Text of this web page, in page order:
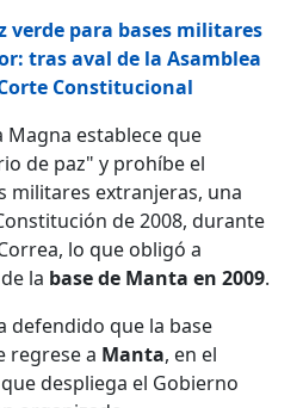
verde para bases militares
tras aval de la Asamblea
Constitucional
Magna establece que
de paz" y prohíbe el
militares extranjeras, una
de 2008, durante
lo que obligó a
la base de Manta en 2009.
defendido que la base
regrese a Manta, en el
despliega el Gobierno